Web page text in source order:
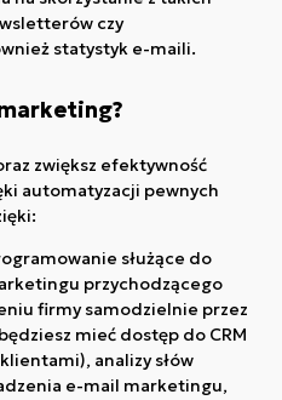
czy
statystyk e-maili.
zwiększ efektywność
automatyzacji pewnych
służące do
przychodzącego
firmy samodzielnie przez
mieć dostęp do CRM
analizy słów
e-mail marketingu,